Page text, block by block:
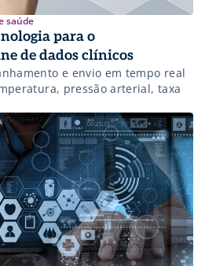
saúde
para o
de dados clínicos
e envio em tempo real
pressão arterial, taxa